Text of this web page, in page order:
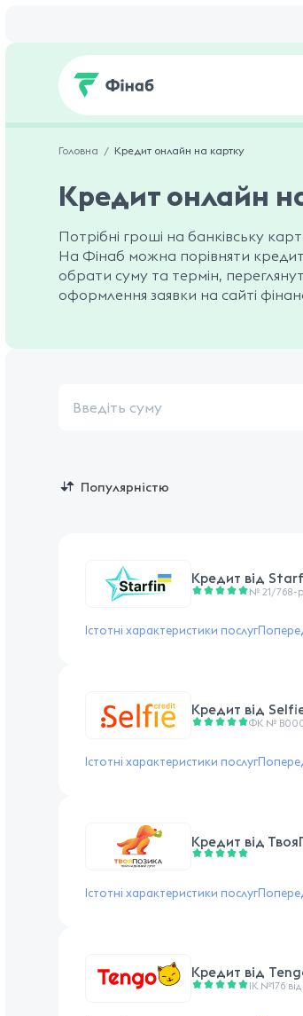
Головна Кредит онлайн на картку
Кредит онлайн
Потрібні гроші на банківську
На Фінаб можна порівняти
обрати суму та термін,
оформлення заявки на сайті
Кредит від
№ 21/768-
Істотні характеристики послуг
Кредит від
ФК №
Істотні характеристики послуг
Кредит від
Істотні характеристики послуг
Кредит від
ІК №176